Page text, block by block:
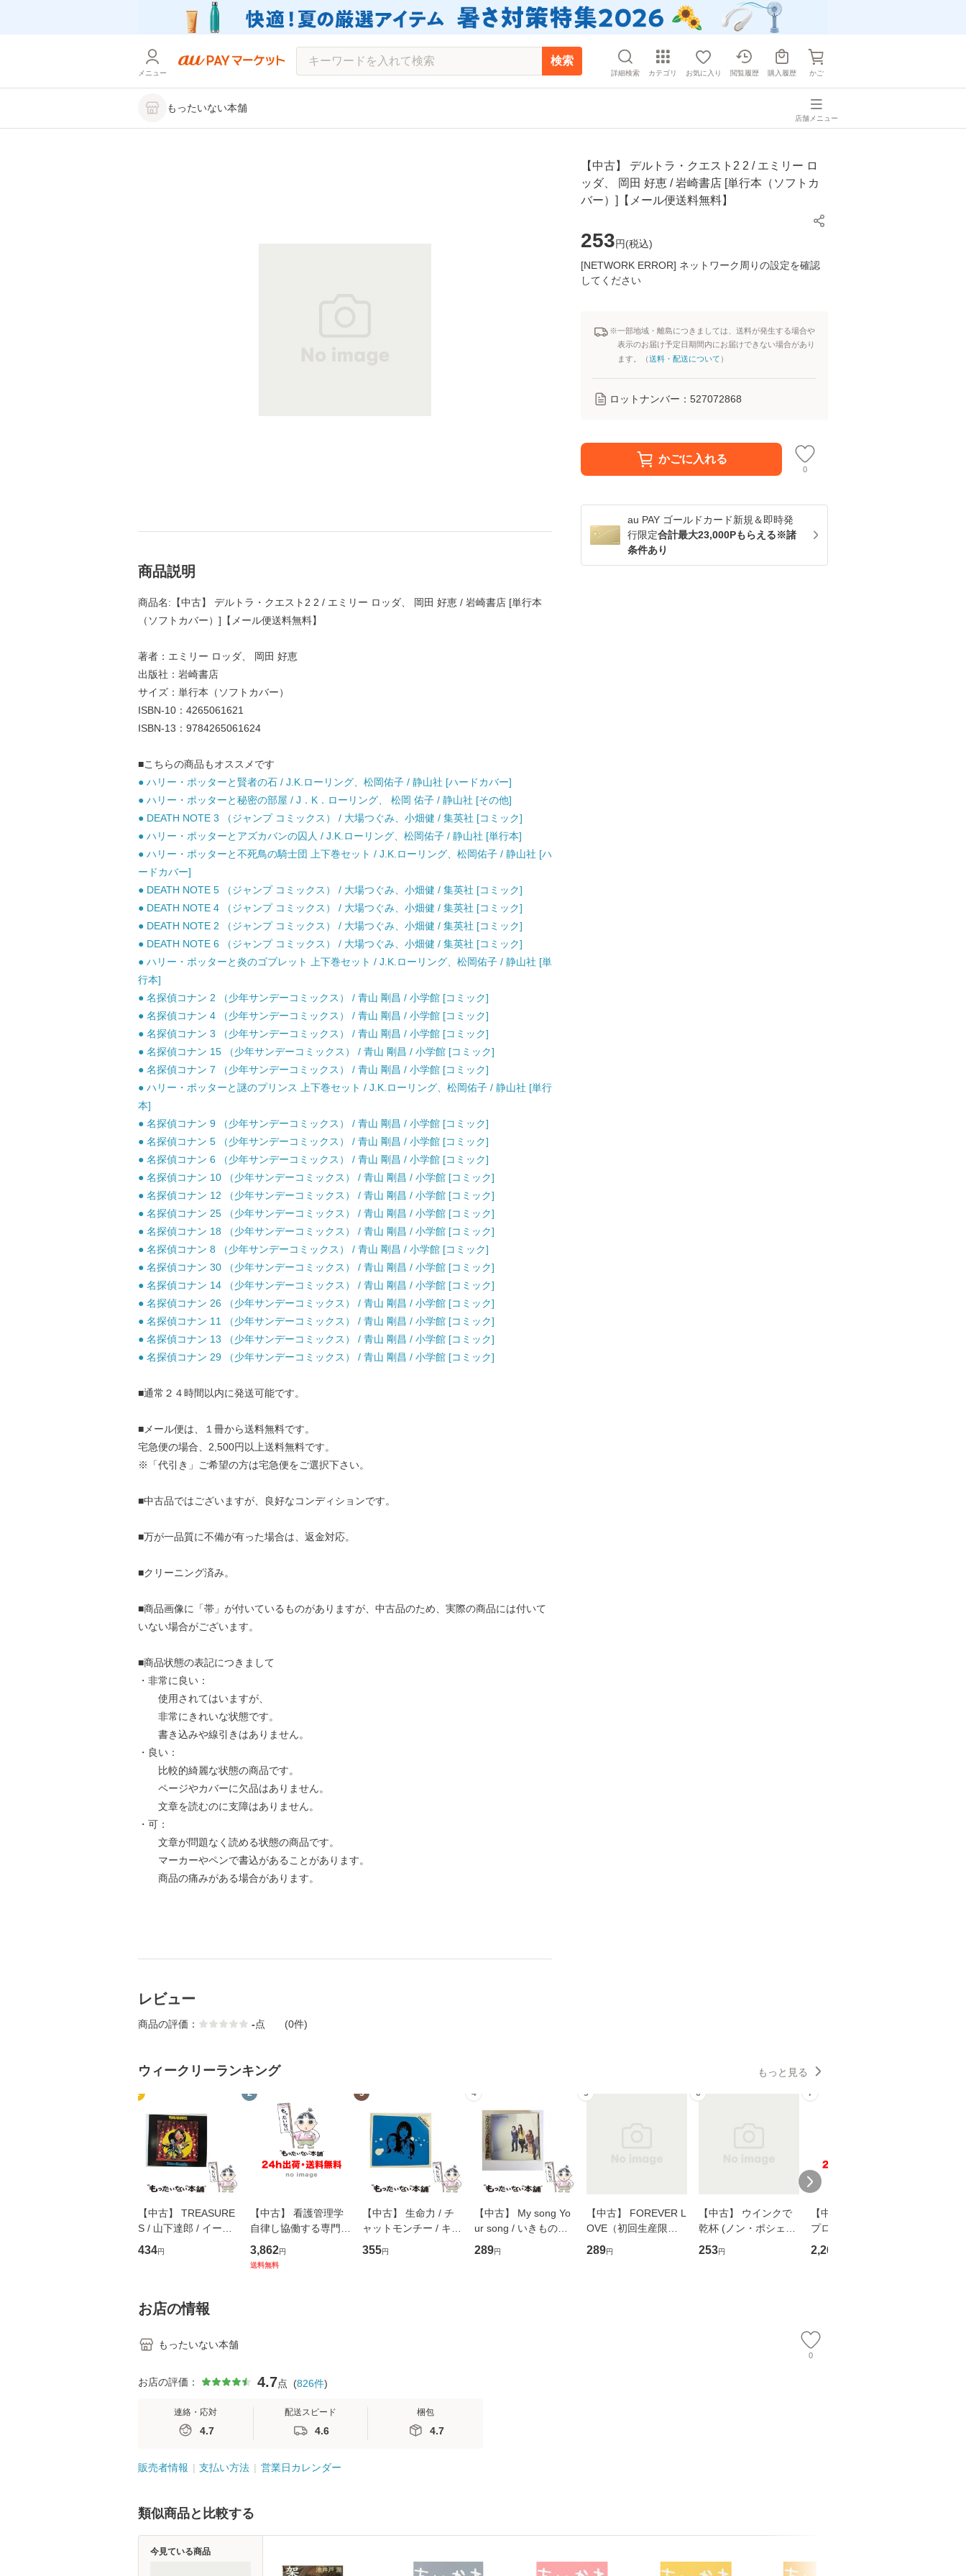
メニュー
検索
詳細検索 カテゴリ お気に入り 閲覧履歴 購入履歴 かご
もったいない本舗
店舗メニュー
【中古】 デルトラ・クエスト2 2 / エミリー ロ
ッダ、 岡田 好恵 / 岩崎書店 [単行本（ソフトカ
バー）]【メール便送料無料】
253円(税込)
[NETWORK ERROR] ネットワーク周りの設定を確認
してください
※一部地域・離島につきましては、送料が発生する場合や
表示のお届け予定日期間内にお届けできない場合があり
ます。（送料・配送について ）
ロットナンバー： 527072868
かごに入れる
0
au PAY ゴールドカード新規＆即時発
行限定合計最大23,000Pもらえる※諸
条件あり
商品説明
商品名:【中古】 デルトラ・クエスト2 2 / エミリー ロッダ、 岡田 好恵 / 岩崎書店 [単行本
（ソフトカバー）]【メール便送料無料】
著者：エミリー ロッダ、 岡田 好恵
出版社：岩崎書店
サイズ：単行本（ソフトカバー）
ISBN-10：4265061621
ISBN-13：9784265061624
■こちらの商品もオススメです
● ハリー・ポッターと賢者の石 / J.K.ローリング、松岡佑子 / 静山社 [ハードカバー]
● ハリー・ポッターと秘密の部屋 / J．K．ローリング、 松岡 佑子 / 静山社 [その他]
● DEATH NOTE 3 （ジャンプ コミックス） / 大場つぐみ、小畑健 / 集英社 [コミック]
● ハリー・ポッターとアズカバンの囚人 / J.K.ローリング、松岡佑子 / 静山社 [単行本]
● ハリー・ポッターと不死鳥の騎士団 上下巻セット / J.K.ローリング、松岡佑子 / 静山社 [ハ
ードカバー]
● DEATH NOTE 5 （ジャンプ コミックス） / 大場つぐみ、小畑健 / 集英社 [コミック]
● DEATH NOTE 4 （ジャンプ コミックス） / 大場つぐみ、小畑健 / 集英社 [コミック]
● DEATH NOTE 2 （ジャンプ コミックス） / 大場つぐみ、小畑健 / 集英社 [コミック]
● DEATH NOTE 6 （ジャンプ コミックス） / 大場つぐみ、小畑健 / 集英社 [コミック]
● ハリー・ポッターと炎のゴブレット 上下巻セット / J.K.ローリング、松岡佑子 / 静山社 [単
行本]
● 名探偵コナン 2 （少年サンデーコミックス） / 青山 剛昌 / 小学館 [コミック]
● 名探偵コナン 4 （少年サンデーコミックス） / 青山 剛昌 / 小学館 [コミック]
● 名探偵コナン 3 （少年サンデーコミックス） / 青山 剛昌 / 小学館 [コミック]
● 名探偵コナン 15 （少年サンデーコミックス） / 青山 剛昌 / 小学館 [コミック]
● 名探偵コナン 7 （少年サンデーコミックス） / 青山 剛昌 / 小学館 [コミック]
● ハリー・ポッターと謎のプリンス 上下巻セット / J.K.ローリング、松岡佑子 / 静山社 [単行
本]
● 名探偵コナン 9 （少年サンデーコミックス） / 青山 剛昌 / 小学館 [コミック]
● 名探偵コナン 5 （少年サンデーコミックス） / 青山 剛昌 / 小学館 [コミック]
● 名探偵コナン 6 （少年サンデーコミックス） / 青山 剛昌 / 小学館 [コミック]
● 名探偵コナン 10 （少年サンデーコミックス） / 青山 剛昌 / 小学館 [コミック]
● 名探偵コナン 12 （少年サンデーコミックス） / 青山 剛昌 / 小学館 [コミック]
● 名探偵コナン 25 （少年サンデーコミックス） / 青山 剛昌 / 小学館 [コミック]
● 名探偵コナン 18 （少年サンデーコミックス） / 青山 剛昌 / 小学館 [コミック]
● 名探偵コナン 8 （少年サンデーコミックス） / 青山 剛昌 / 小学館 [コミック]
● 名探偵コナン 30 （少年サンデーコミックス） / 青山 剛昌 / 小学館 [コミック]
● 名探偵コナン 14 （少年サンデーコミックス） / 青山 剛昌 / 小学館 [コミック]
● 名探偵コナン 26 （少年サンデーコミックス） / 青山 剛昌 / 小学館 [コミック]
● 名探偵コナン 11 （少年サンデーコミックス） / 青山 剛昌 / 小学館 [コミック]
● 名探偵コナン 13 （少年サンデーコミックス） / 青山 剛昌 / 小学館 [コミック]
● 名探偵コナン 29 （少年サンデーコミックス） / 青山 剛昌 / 小学館 [コミック]
■通常２４時間以内に発送可能です。
■メール便は、１冊から送料無料です。
宅急便の場合、2,500円以上送料無料です。
※「代引き」ご希望の方は宅急便をご選択下さい。
■中古品ではございますが、良好なコンディションです。
■万が一品質に不備が有った場合は、返金対応。
■クリーニング済み。
■商品画像に「帯」が付いているものがありますが、中古品のため、実際の商品には付いて
いない場合がございます。
■商品状態の表記につきまして
・非常に良い：
使用されてはいますが、
非常にきれいな状態です。
書き込みや線引きはありません。
・良い：
比較的綺麗な状態の商品です。
ページやカバーに欠品はありません。
文章を読むのに支障はありません。
・可：
文章が問題なく読める状態の商品です。
マーカーやペンで書込があることがあります。
商品の痛みがある場合があります。
レビュー
商品の評価： -点 (0件)
ウィークリーランキング もっと見る
1
【中古】 TREASURE
S / 山下達郎 / イース
トウエスト・ジャパン
[CD]【メール便送料無
434円
2
【中古】 看護管理学
自律し協働する専門職
の看護マネジメントス
キル 改訂第3版 (看護
3,862円
送料無料
3
【中古】 生命力 / チ
ャットモンチー / キュ
ーンレコード [CD]
【メール便送料無料】
355円
4
【中古】 My song Yo
ur song / いきものが
かり / [CD]【メール便
送料無料】
289円
5
【中古】 FOREVER L
OVE（初回生産限定
盤） / 清水翔太×加藤
ミリヤ / [CD]【メール
289円
6
【中古】 ウインクで
乾杯 (ノン・ポシェッ
ト) / 東野圭吾 / 祥伝
社 [文庫]【メール便送
253円
7
【中古】 野ブタ。を
プロデュース [DVD-B
OX] / バップ [DVD]
【メール便送料無料】
2,266
お店の情報
もったいない本舗
0
お店の評価： 4.7点 (826件)
連絡・応対
4.7
配送スピード
4.6
梱包
4.7
販売者情報 支払い方法 営業日カレンダー
類似商品と比較する
今見ている商品